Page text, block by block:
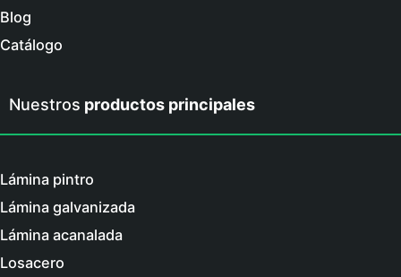
Blog
Catálogo
Nuestros productos principales
Lámina pintro
Lámina galvanizada
Lámina acanalada
Losacero